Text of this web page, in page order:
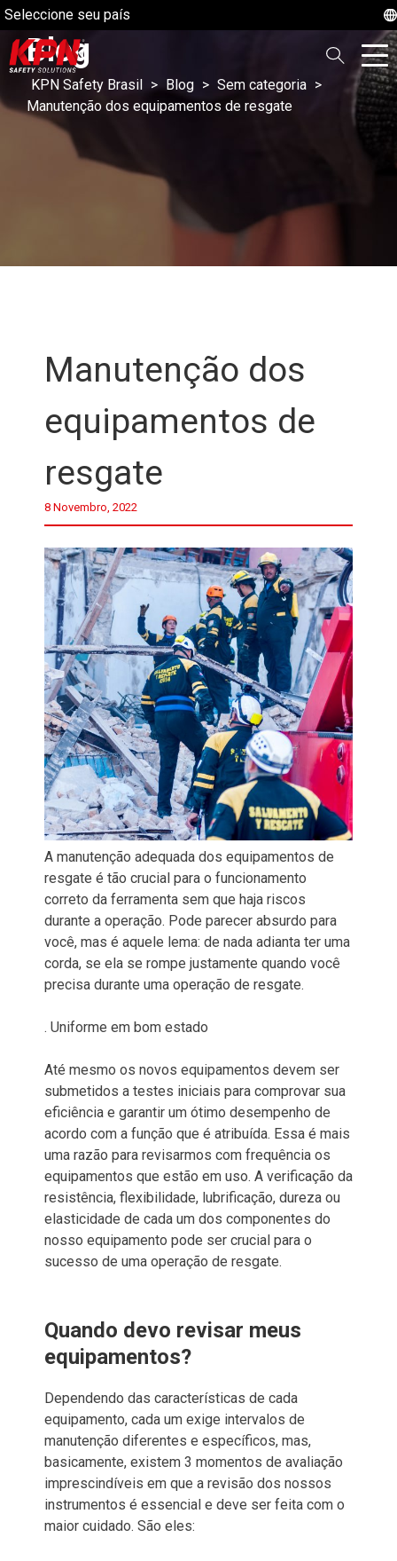
Seleccione seu país
Blog
KPN Safety Brasil > Blog > Sem categoria >
Manutenção dos equipamentos de resgate
Manutenção dos
equipamentos de
resgate
8 Novembro, 2022
A manutenção adequada dos equipamentos de
resgate é tão crucial para o funcionamento
correto da ferramenta sem que haja riscos
durante a operação. Pode parecer absurdo para
você, mas é aquele lema: de nada adianta ter uma
corda, se ela se rompe justamente quando você
precisa durante uma operação de resgate.
. Uniforme em bom estado
Até mesmo os novos equipamentos devem ser
submetidos a testes iniciais para comprovar sua
eficiência e garantir um ótimo desempenho de
acordo com a função que é atribuída. Essa é mais
uma razão para revisarmos com frequência os
equipamentos que estão em uso. A verificação da
resistência, flexibilidade, lubrificação, dureza ou
elasticidade de cada um dos componentes do
nosso equipamento pode ser crucial para o
sucesso de uma operação de resgate.
Quando devo revisar meus
equipamentos?
Dependendo das características de cada
equipamento, cada um exige intervalos de
manutenção diferentes e específicos, mas,
basicamente, existem 3 momentos de avaliação
imprescindíveis em que a revisão dos nossos
instrumentos é essencial e deve ser feita com o
maior cuidado. São eles: